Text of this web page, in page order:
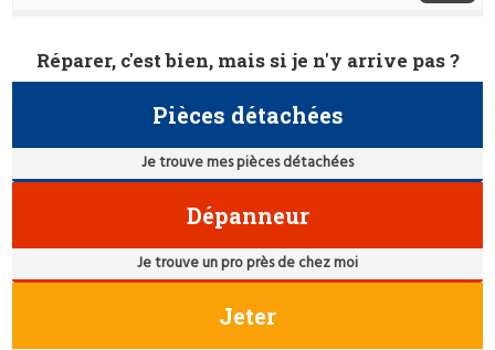
Réparer, c'est bien, mais si je n'y arrive pas ?
Pièces détachées
Je trouve mes pièces détachées
Dépanneur
Je trouve un pro près de chez moi
Jeter